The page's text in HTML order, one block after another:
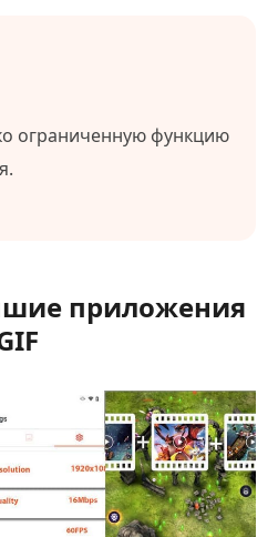
ограниченную функцию
приложения